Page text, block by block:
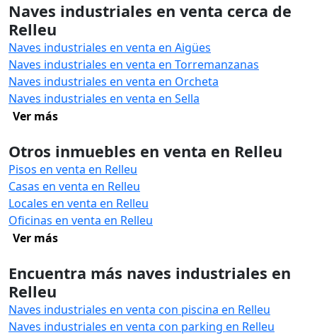
Naves industriales en venta cerca de
Relleu
Naves industriales en venta en Aigües
Naves industriales en venta en Torremanzanas
Naves industriales en venta en Orcheta
Naves industriales en venta en Sella
Ver más
Otros inmuebles en venta en Relleu
Pisos en venta en Relleu
Casas en venta en Relleu
Locales en venta en Relleu
Oficinas en venta en Relleu
Ver más
Encuentra más naves industriales en
Relleu
Naves industriales en venta con piscina en Relleu
Naves industriales en venta con parking en Relleu